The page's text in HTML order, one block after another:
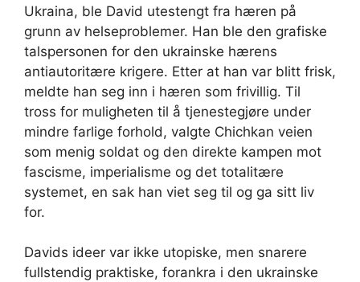
Ukraina, ble David utestengt fra hæren på
grunn av helseproblemer. Han ble den grafiske
talspersonen for den ukrainske hærens
antiautoritære krigere. Etter at han var blitt frisk,
meldte han seg inn i hæren som frivillig. Til
tross for muligheten til å tjenestegjøre under
mindre farlige forhold, valgte Chichkan veien
som menig soldat og den direkte kampen mot
fascisme, imperialisme og det totalitære
systemet, en sak han viet seg til og ga sitt liv
for.
Davids ideer var ikke utopiske, men snarere
fullstendig praktiske, forankra i den ukrainske